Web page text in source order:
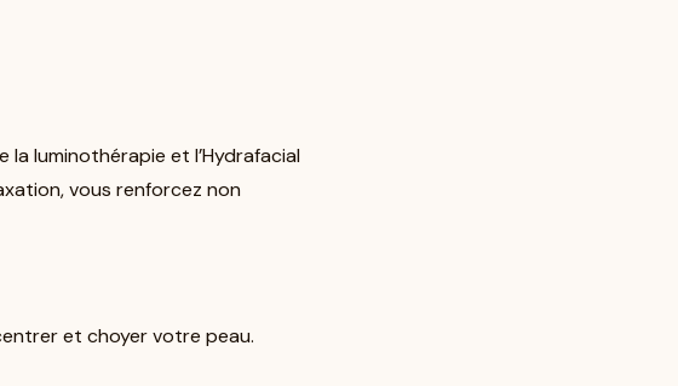
luminothérapie et l’Hydrafacial
vous renforcez non
et choyer votre peau.